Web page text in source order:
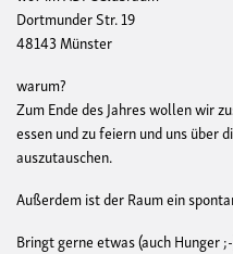
Dortmunder Str. 19
48143 Münster
warum?
Zum Ende des Jahres wollen wir
essen und zu feiern und uns über
auszutauschen.
Außerdem ist der Raum ein
Bringt gerne etwas (auch